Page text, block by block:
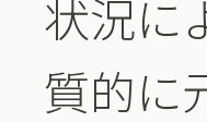
状況に
質的に